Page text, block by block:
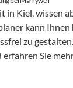
in Kiel, wissen
kann
zu
Sie